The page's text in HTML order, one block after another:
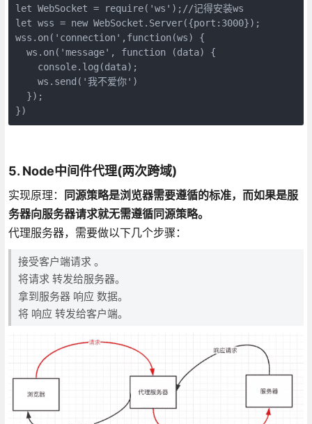
let WebSocket = require('ws');//记得安装ws
let wss = new WebSocket.Server({port:3000});
wss.on('connection',function(ws) {
  ws.on('message', function (data) {
    console.log(data);
    ws.send('我不爱你')
  });
5. Node中间件代理(两次跨域)
实现原理： 同源策略是浏览器需要遵循的标准，而如果是服
务器向服务器请求就无需遵循同源策略。
代理服务器，需要做以下几个步骤：
接受客户端请求 。
将请求 转发给服务器。
拿到服务器 响应 数据。
将 响应 转发给客户端。